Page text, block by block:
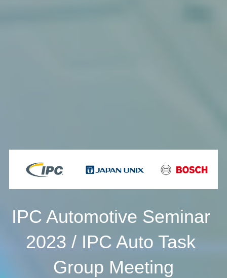
IPC Automotive Seminar
2023 / IPC Auto Task
Group Meeting